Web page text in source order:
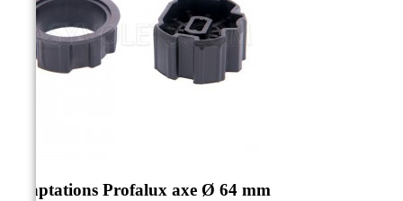
Adaptations Profalux axe Ø 64 mm